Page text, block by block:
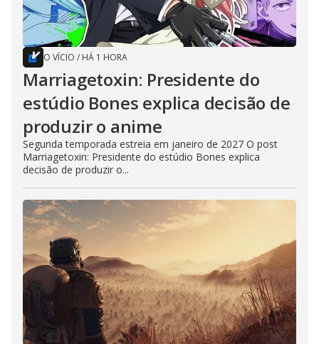
O VÍCIO / HÁ 1 HORA
Marriagetoxin: Presidente do
estúdio Bones explica decisão de
produzir o anime
Segunda temporada estreia em janeiro de 2027 O post
Marriagetoxin: Presidente do estúdio Bones explica
decisão de produzir o...